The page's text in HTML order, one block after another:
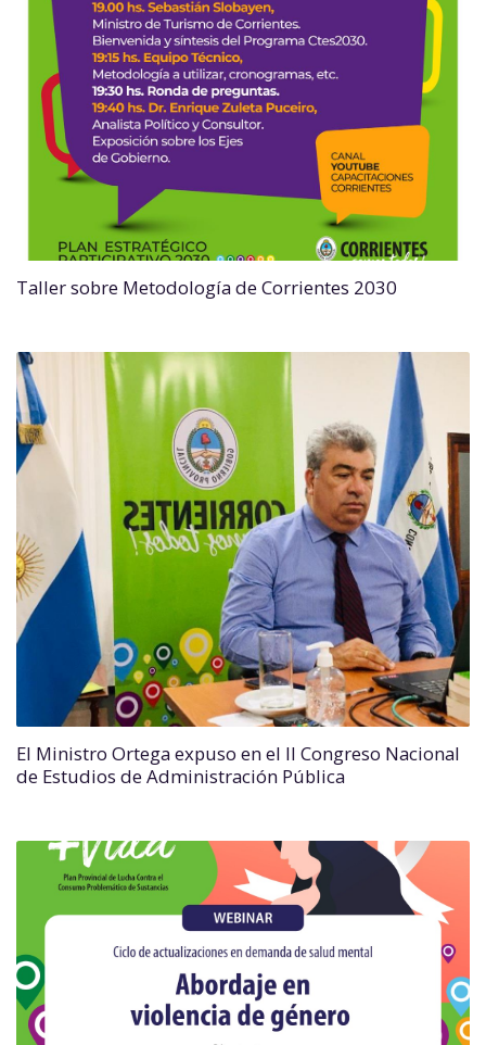
Taller sobre Metodología de Corrientes 2030
El Ministro Ortega expuso en el II Congreso Nacional
de Estudios de Administración Pública